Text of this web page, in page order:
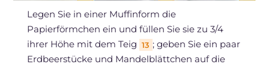
Legen Sie in einer Muffinform die
Papierförmchen ein und füllen Sie sie zu 3/4
ihrer Höhe mit dem Teig 13 ; geben Sie ein paar
Erdbeerstücke und Mandelblättchen auf die